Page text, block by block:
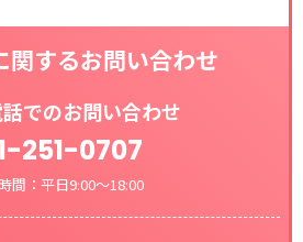
関するお問い合わせ
でのお問い合わせ
251-0707
間：平日9:00～18:00